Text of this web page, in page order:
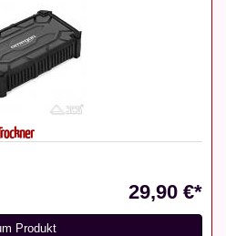
29,90 €*
Produkt